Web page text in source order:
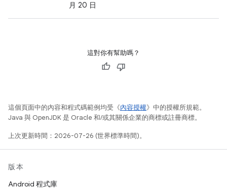
月 20 日
這對你有幫助嗎？
這個頁面中的內容和程式碼範例均受《內容授權》中的授權所規範。
Java 與 OpenJDK 是 Oracle 和/或其關係企業的商標或註冊商標。
上次更新時間：2026-07-26 (世界標準時間)。
版本
Android 程式庫